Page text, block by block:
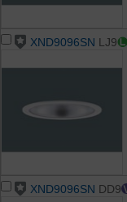
XND9096SN LJ9
XND9096SN DD9